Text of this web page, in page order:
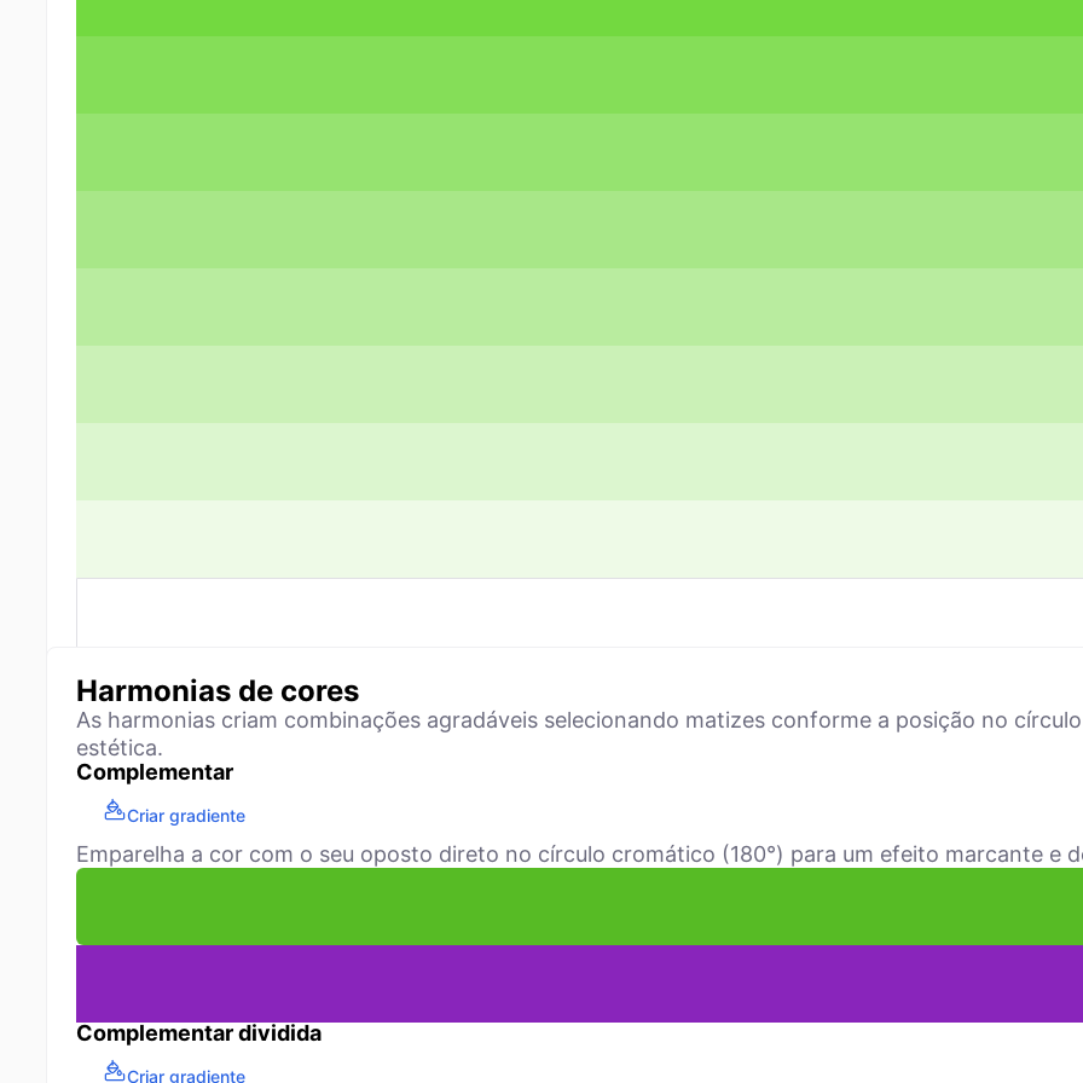
Harmonias de cores
As harmonias criam combinações agradáveis selecionando matizes conforme a posição no
estética.
Complementar
Criar gradiente
Emparelha a cor com o seu oposto direto no círculo cromático (180°) para um efeito marcante e
Complementar dividida
Criar gradiente